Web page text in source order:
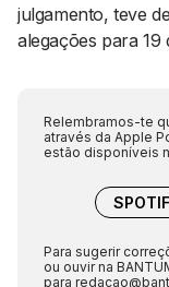
julgamento, teve
alegações para 19
Relembramos-te
através da Apple
estão disponíveis
Para sugerir
ou ouvir na
para